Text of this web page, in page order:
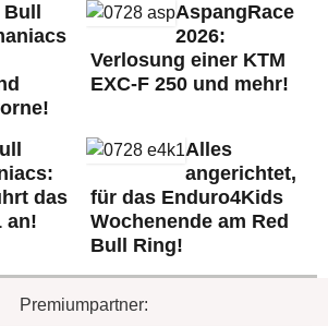
AspangRace
2026:
Verlosung einer KTM
EXC-F 250 und mehr!
das
an!
Alles
angerichtet,
für das Enduro4Kids
Wochenende am Red
Bull Ring!
Premiumpartner: